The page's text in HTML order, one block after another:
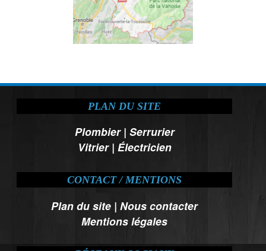
PLAN DU SITE
Plombier| Serrurier
Vitrier| Électricien
CONTACT / MENTIONS
Plan du site |Nous contacter
Mentions légales